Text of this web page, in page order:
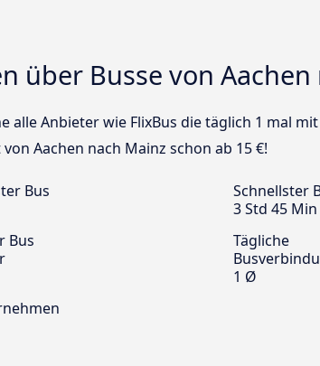
über Busse von
alle Anbieter wie FlixBus die täglich 1 mal
Aachen nach Mainz schon ab 15 €!
Bus
Schnellster
3 Std 45 Min
Bus
Tägliche
1 Ø